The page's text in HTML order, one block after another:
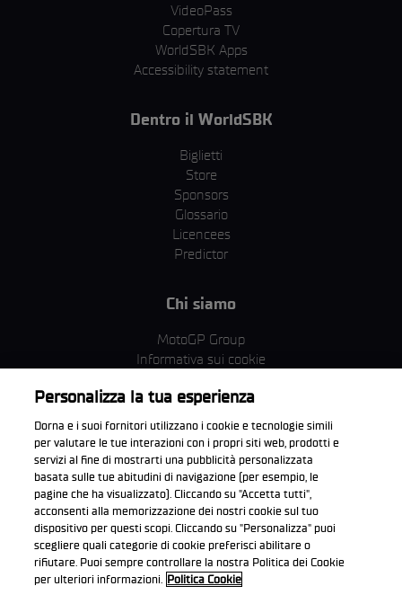
VideoPass
Copertura TV
WorldSBK Apps
Accessibility statement
Dentro il WorldSBK
Biglietti
Store
Sponsors
Glossario
Licencees
Predictor
Chi siamo
MotoGP Group
Informativa sui cookie
Corporate & ESG
Condizioni della Privacy
Condizioni di acquisto
Scarica l'app ufficiale WorldSBK
Personalizza la tua esperienza
Dorna e i suoi fornitori utilizzano i cookie e tecnologie simili
per valutare le tue interazioni con i propri siti web, prodotti e
servizi al fine di mostrarti una pubblicità personalizzata
basata sulle tue abitudini di navigazione (per esempio, le
pagine che ha visualizzato). Cliccando su "Accetta tutti",
acconsenti alla memorizzazione dei nostri cookie sul tuo
dispositivo per questi scopi. Cliccando su "Personalizza" puoi
scegliere quali categorie di cookie preferisci abilitare o
rifiutare. Puoi sempre controllare la nostra Politica dei Cookie
per ulteriori informazioni. Politica Cookie